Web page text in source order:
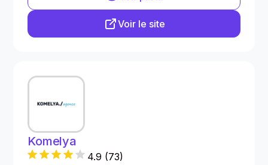
Voir le site
Komelya
4.9 (73)